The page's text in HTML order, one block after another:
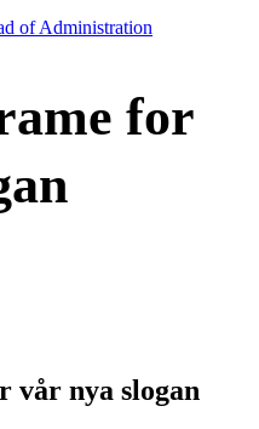
of Administration
for
vår nya slogan